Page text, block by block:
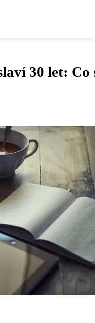
30 let: Co